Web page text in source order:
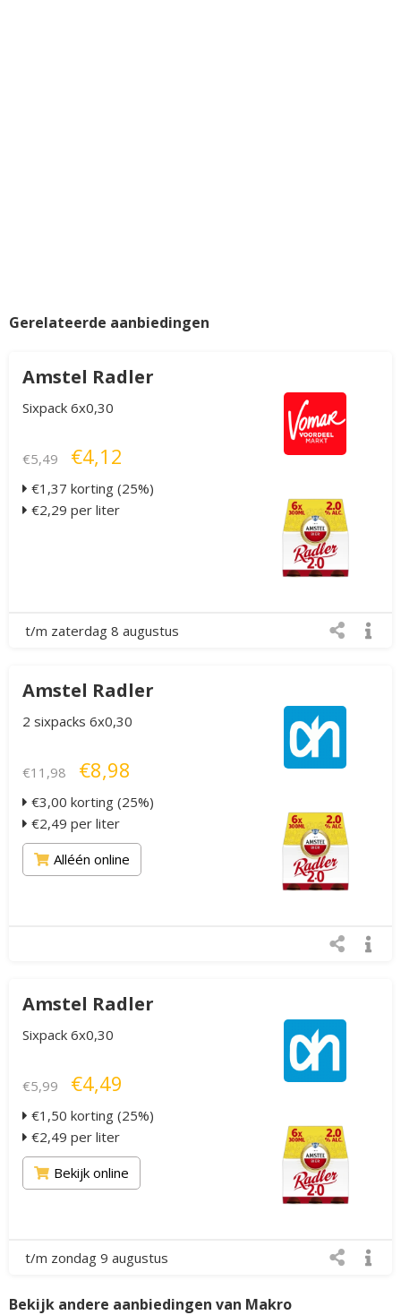
Gerelateerde aanbiedingen
Amstel Radler
Sixpack 6x0,30
€5,49 €4,12
€1,37 korting (25%)
€2,29 per liter
t/m zaterdag 8 augustus
Amstel Radler
2 sixpacks 6x0,30
€11,98 €8,98
€3,00 korting (25%)
€2,49 per liter
Alléén online
Amstel Radler
Sixpack 6x0,30
€5,99 €4,49
€1,50 korting (25%)
€2,49 per liter
Bekijk online
t/m zondag 9 augustus
Bekijk andere aanbiedingen van Makro